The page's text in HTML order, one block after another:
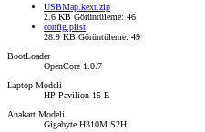
USBMap.kext.zip
2.6 KB Görüntüleme: 46
config.plist
28.9 KB Görüntüleme: 49
BootLoader
OpenCore 1.0.7
Laptop Modeli
HP Pavilion 15-E
Anakart Modeli
Gigabyte H310M S2H